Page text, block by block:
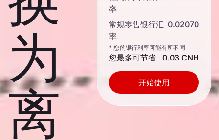
为
离
率
常规零售银行汇
率
0.02070
* 您的银行利率可能有所不同
您最多可节省 0.03 CNH
开始使用